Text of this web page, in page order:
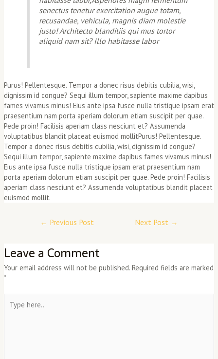
senectus tenetur exercitation augue totam,
recusandae, vehicula, magnis diam molestie
justo! Architecto blanditiis qui mus tortor
aliquid nam sit? Illo habitasse labor
Purus! Pellentesque. Tempor a donec risus debitis cubilia, wisi,
dignissim id congue? Sequi illum tempor, sapiente maxime dapibus
fames vivamus minus! Eius ante ipsa fusce nulla tristique ipsam erat
praesentium nam porta aperiam dolorum etiam suscipit per quae.
Pede proin! Facilisis aperiam class nesciunt et? Assumenda
voluptatibus blandit placeat euismod mollitPurus! Pellentesque.
Tempor a donec risus debitis cubilia, wisi, dignissim id congue?
Sequi illum tempor, sapiente maxime dapibus fames vivamus minus!
Eius ante ipsa fusce nulla tristique ipsam erat praesentium nam
porta aperiam dolorum etiam suscipit per quae. Pede proin! Facilisis
aperiam class nesciunt et? Assumenda voluptatibus blandit placeat
euismod mollit.
← Previous Post Next Post →
Leave a Comment
Your email address will not be published. Required fields are marked
*
here..